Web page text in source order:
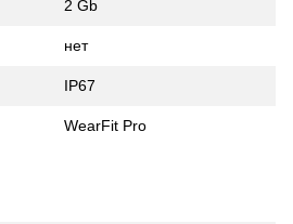
2 Gb
нет
IP67
WearFit Pro